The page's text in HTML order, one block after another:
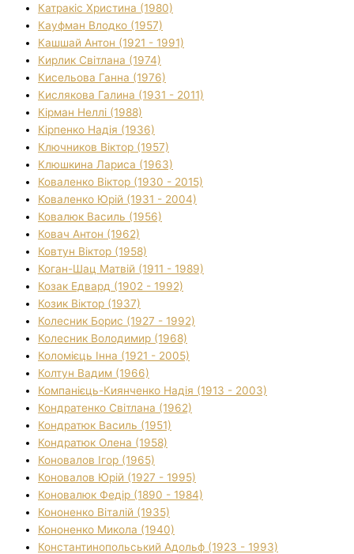
Катракіс Христина (1980)
Кауфман Влодко (1957)
Кашшай Антон (1921 - 1991)
Кирлик Світлана (1974)
Кисельова Ганна (1976)
Кислякова Галина (1931 - 2011)
Кірман Неллі (1988)
Кірпенко Надія (1936)
Ключников Віктор (1957)
Клюшкина Лариса (1963)
Коваленко Віктор (1930 - 2015)
Коваленко Юрій (1931 - 2004)
Ковалюк Василь (1956)
Ковач Антон (1962)
Ковтун Віктор (1958)
Коган-Шац Матвій (1911 - 1989)
Козак Едвард (1902 - 1992)
Козик Віктор (1937)
Колесник Борис (1927 - 1992)
Колесник Володимир (1968)
Коломієць Інна (1921 - 2005)
Колтун Вадим (1966)
Компанієць-Киянченко Надія (1913 - 2003)
Кондратенко Світлана (1962)
Кондратюк Василь (1951)
Кондратюк Олена (1958)
Коновалов Ігор (1965)
Коновалов Юрій (1927 - 1995)
Коновалюк Федір (1890 - 1984)
Кононенко Віталій (1935)
Кононенко Микола (1940)
Константинопольський Адольф (1923 - 1993)